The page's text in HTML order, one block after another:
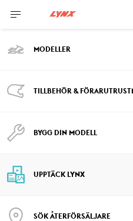
MODELLER
TILLBEHÖR &
BYGG DIN MODELL
UPPTÄCK LYNX
SÖK ÅTERFÖRSÄLJARE
Lynx Rave RE
av dominans